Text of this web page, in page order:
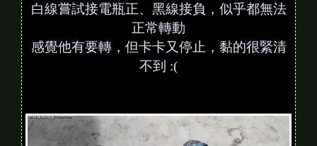
白線嘗試接電瓶正、黑線接負，似乎都無法
正常轉動
感覺他有要轉，但卡卡又停止，黏的很緊清
不到 :(